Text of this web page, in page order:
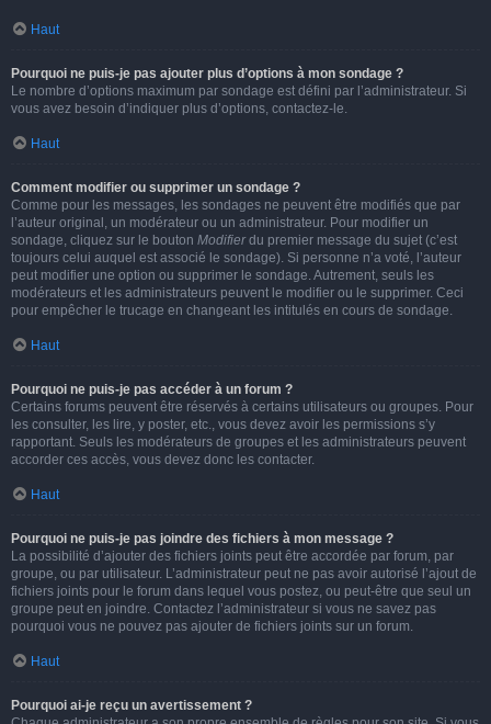
Haut
Pourquoi ne puis-je pas ajouter plus d’options à mon sondage ?
Le nombre d’options maximum par sondage est défini par l’administrateur. Si
vous avez besoin d’indiquer plus d’options, contactez-le.
Haut
Comment modifier ou supprimer un sondage ?
Comme pour les messages, les sondages ne peuvent être modifiés que par
l’auteur original, un modérateur ou un administrateur. Pour modifier un
sondage, cliquez sur le bouton Modifierdu premier message du sujet (c’est
toujours celui auquel est associé le sondage). Si personne n’a voté, l’auteur
peut modifier une option ou supprimer le sondage. Autrement, seuls les
modérateurs et les administrateurs peuvent le modifier ou le supprimer. Ceci
pour empêcher le trucage en changeant les intitulés en cours de sondage.
Haut
Pourquoi ne puis-je pas accéder à un forum ?
Certains forums peuvent être réservés à certains utilisateurs ou groupes. Pour
les consulter, les lire, y poster, etc., vous devez avoir les permissions s’y
rapportant. Seuls les modérateurs de groupes et les administrateurs peuvent
accorder ces accès, vous devez donc les contacter.
Haut
Pourquoi ne puis-je pas joindre des fichiers à mon message ?
La possibilité d’ajouter des fichiers joints peut être accordée par forum, par
groupe, ou par utilisateur. L’administrateur peut ne pas avoir autorisé l’ajout de
fichiers joints pour le forum dans lequel vous postez, ou peut-être que seul un
groupe peut en joindre. Contactez l’administrateur si vous ne savez pas
pourquoi vous ne pouvez pas ajouter de fichiers joints sur un forum.
Haut
Pourquoi ai-je reçu un avertissement ?